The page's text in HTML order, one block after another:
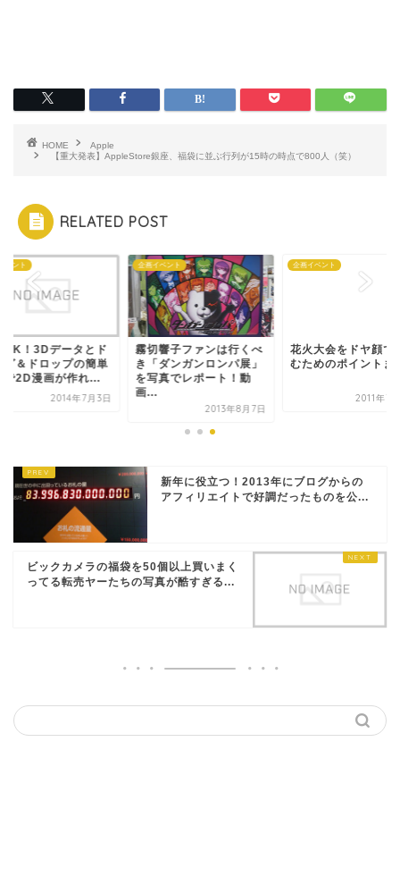
HOME
Apple
【重大発表】AppleStore銀座、福袋に並ぶ行列が15時の時点で800人（笑）
RELATED POST
ベント
OK！3Dデータとド
グ＆ドロップの簡単
で2D漫画が作れ...
2014年7月3日
企画イベント
霧切響子ファンは行くべ
き「ダンガンロンパ展」
を写真でレポート！動
画...
2013年8月7日
企画イベント
花火大会をドヤ顔で
むためのポイントま
2011年7
新年に役立つ！2013年にブログからの
アフィリエイトで好調だったものを公...
ビックカメラの福袋を50個以上買いまく
ってる転売ヤーたちの写真が酷すぎる...